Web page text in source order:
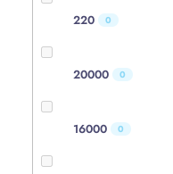
220 0
20000 0
16000 0